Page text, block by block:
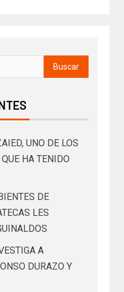
UNO DE LOS
HA TENIDO
DE
LES
A
DURAZO Y